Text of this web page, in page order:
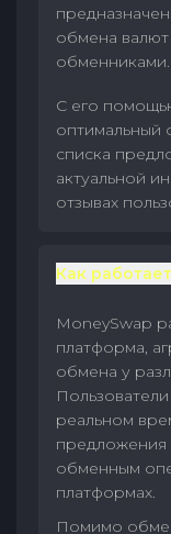
обмена
обменниками.
С его
оптимальный
списка
актуальной
отзывах
Как
MoneySwap
платформа,
обмена у
реальном
предложения
обменным
платформах.
Помимо